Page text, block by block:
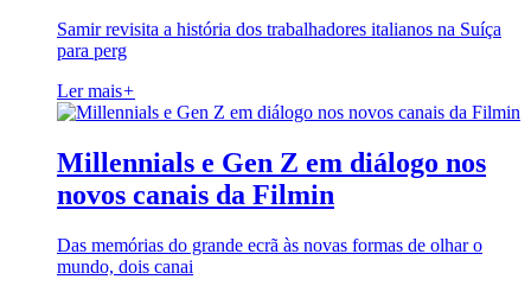
Samir revisita a história dos trabalhadores italianos na Suíça
para perg
Ler mais+
Millennials e Gen Z em diálogo nos
novos canais da Filmin
Das memórias do grande ecrã às novas formas de olhar o
mundo, dois canai